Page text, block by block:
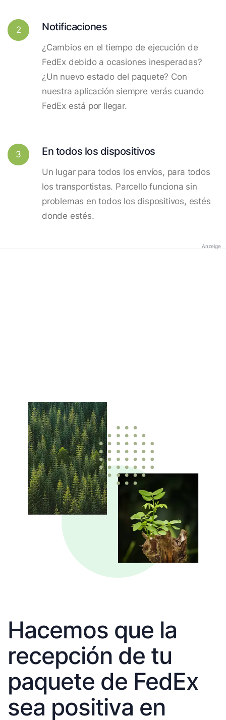
2 Notificaciones
¿Cambios en el tiempo de ejecución de
FedEx debido a ocasiones inesperadas?
¿Un nuevo estado del paquete? Con
nuestra aplicación siempre verás cuando
FedEx está por llegar.
3 En todos los dispositivos
Un lugar para todos los envíos, para todos
los transportistas. Parcello funciona sin
problemas en todos los dispositivos, estés
donde estés.
Anzeige
Hacemos que la
recepción de tu
paquete de FedEx
sea positiva en